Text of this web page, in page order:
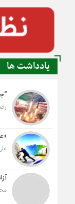
یادداشت ها